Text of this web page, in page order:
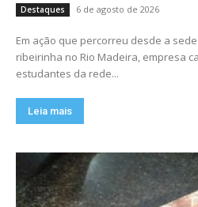
Destaques 6 de agosto de 2026
Em ação que percorreu desde a
ribeirinha no Rio Madeira, empresa
estudantes da rede...
Leia mais